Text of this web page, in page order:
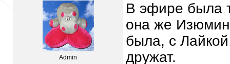
Admin
В эфире была
она же
была, с
дружат.